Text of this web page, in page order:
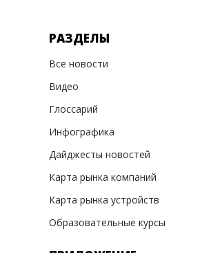
РАЗДЕЛЫ
Все новости
Видео
Глоссарий
Инфографика
Дайджесты новостей
Карта рынка компаний
Карта рынка устройств
Образовательные курсы